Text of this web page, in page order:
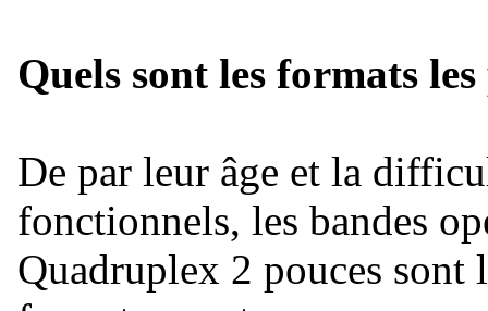
Quels sont les formats
De par leur âge et la
fonctionnels, les bandes
Quadruplex 2 pouces sont